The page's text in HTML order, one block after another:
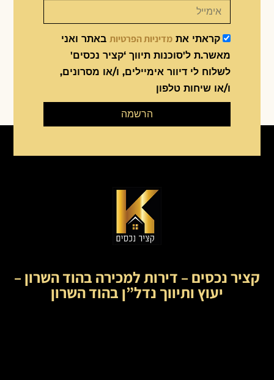
קראתי את מדיניות הפרטיות באתר ואני
מאשר.ת ל'סוכנות תיווך ‘קציר נכסים'
לשלוח לי דיוור אימיילים, ו/או מסרונים,
ו/או שיחות טלפון
הרשמה
קציר נכסים – דירות למכירה בהוד השרון –
יעוץ ותיווך נדל”ן בהוד השרון